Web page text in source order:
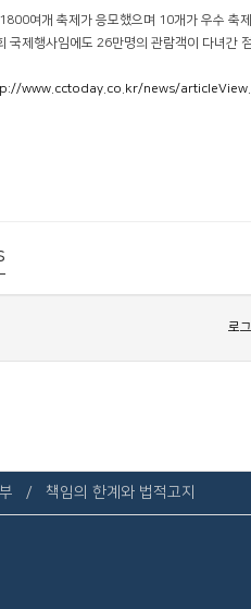
여개 축제가 응모했으며 10개가 우수 축
국제행사임에도 26만명의 관람객이 다녀간
www.cctoday.co.kr/news/
로
책임의 한계와 법적고지